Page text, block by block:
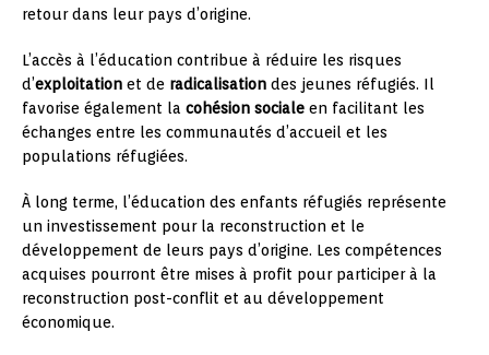
retour dans leur pays d’origine.
L’accès à l’éducation contribue à réduire les risques
d’exploitation et de radicalisation des jeunes réfugiés. Il
favorise également la cohésion sociale en facilitant les
échanges entre les communautés d’accueil et les
populations réfugiées.
À long terme, l’éducation des enfants réfugiés représente
un investissement pour la reconstruction et le
développement de leurs pays d’origine. Les compétences
acquises pourront être mises à profit pour participer à la
reconstruction post-conflit et au développement
économique.